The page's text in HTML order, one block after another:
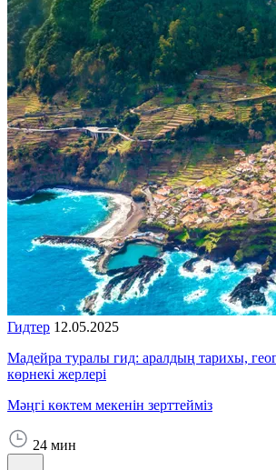
Гидтер 12.05.2025
Мадейра туралы гид: аралдың тарихы,
көрнекі жерлері
Мәңгі көктем мекенін зерттейміз
24 мин